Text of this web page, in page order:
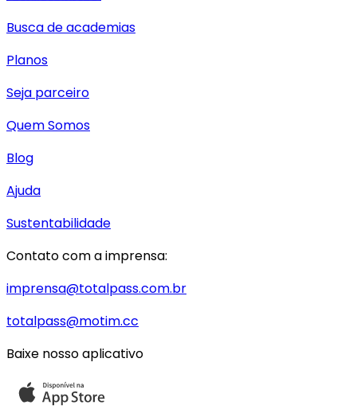
Busca de academias
Planos
Seja parceiro
Quem Somos
Blog
Ajuda
Sustentabilidade
Contato com a imprensa:
imprensa@totalpass.com.br
totalpass@motim.cc
Baixe nosso aplicativo